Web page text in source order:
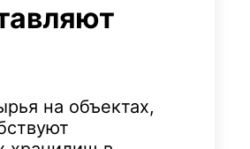
на объектах,